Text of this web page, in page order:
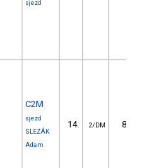
sjezd
C2M
sjezd
SLEZÁK
Adam
14. 2/DM 87.34